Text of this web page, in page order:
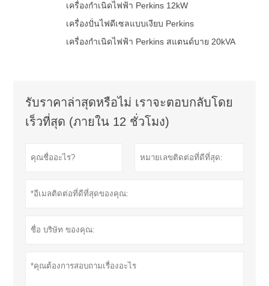
เครื่องกำเนิดไฟฟ้า Perkins 12kW
เครื่องปั่นไฟดีเซลแบบเงียบ Perkins
เครื่องกำเนิดไฟฟ้า Perkins สแตนด์บาย 20kVA
รับราคาล่าสุดหรือไม่ เราจะตอบกลับโดย
เร็วที่สุด (ภายใน 12 ชั่วโมง)